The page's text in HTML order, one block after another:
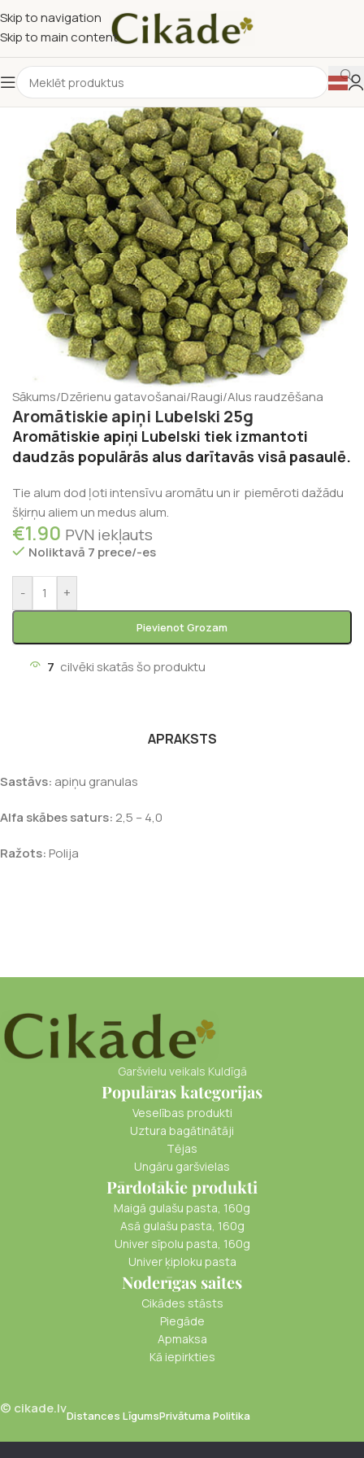
Skip to navigation
Skip to main content
Sākums/Dzērienu gatavošanai/Raugi/Alus raudzēšana
Aromātiskie apiņi Lubelski 25g
Aromātiskie apiņi Lubelski tiek izmantoti
daudzās populārās alus darītavās visā pasaulē.
Tie alum dod ļoti intensīvu aromātu un ir piemēroti dažādu
šķirņu aliem un medus alum.
€1.90 PVN iekļauts
Noliktavā 7 prece/-es
- +
Pievienot Grozam
7 cilvēki skatās šo produktu
APRAKSTS
Sastāvs: apiņu granulas
Alfa skābes saturs: 2,5 – 4,0
Ražots:Polija
Garšvielu veikals Kuldīgā
Populāras kategorijas
Veselības produkti
Uztura bagātinātāji
Tējas
Ungāru garšvielas
Pārdotākie produkti
Maigā gulašu pasta, 160g
Asā gulašu pasta, 160g
Univer sīpolu pasta, 160g
Univer ķiploku pasta
Noderīgas saites
Cikādes stāsts
Piegāde
Apmaksa
Kā iepirkties
© cikade.lvDistances LīgumsPrivātuma Politika